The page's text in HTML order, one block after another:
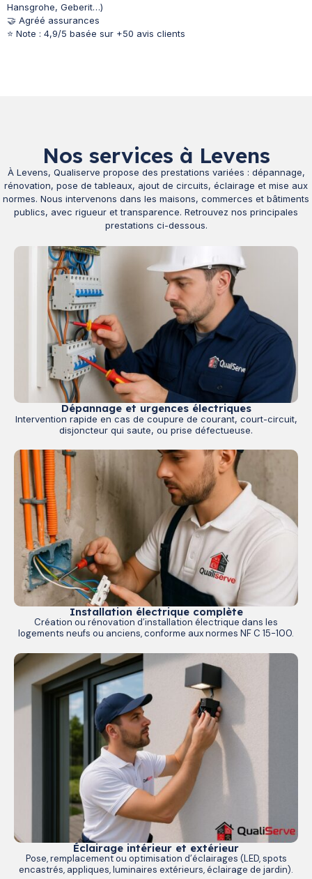
Hansgrohe, Geberit…)
🤝 Agréé assurances
⭐ Note : 4,9/5 basée sur +50 avis clients
Nos services à Levens
À Levens, Qualiserve propose des prestations variées : dépannage,
rénovation, pose de tableaux, ajout de circuits, éclairage et mise aux
normes. Nous intervenons dans les maisons, commerces et bâtiments
publics, avec rigueur et transparence. Retrouvez nos principales
prestations ci-dessous.
Dépannage et urgences électriques
Intervention rapide en cas de coupure de courant, court-circuit,
disjoncteur qui saute, ou prise défectueuse.
Installation électrique complète
Création ou rénovation d’installation électrique dans les
logements neufs ou anciens, conforme aux normes NF C 15-100.
Éclairage intérieur et extérieur
Pose, remplacement ou optimisation d’éclairages (LED, spots
encastrés, appliques, luminaires extérieurs, éclairage de jardin).